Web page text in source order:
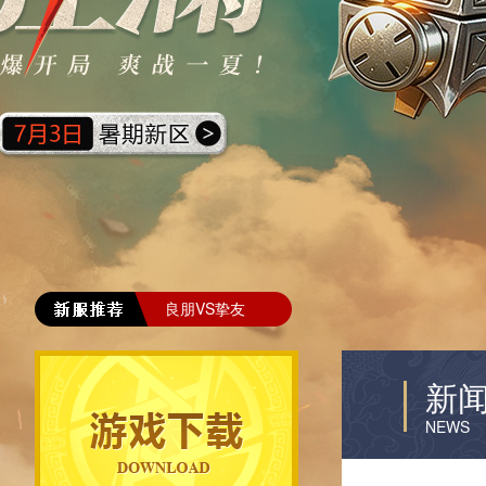
良朋VS挚友
新
NEWS